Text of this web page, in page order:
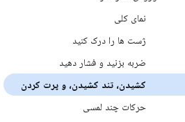
نمای کلی
ژست ها را درک کنید
ضربه بزنید و فشار دهید
کشیدن، تند کشیدن، و پرت کردن
حرکات چند لمسی